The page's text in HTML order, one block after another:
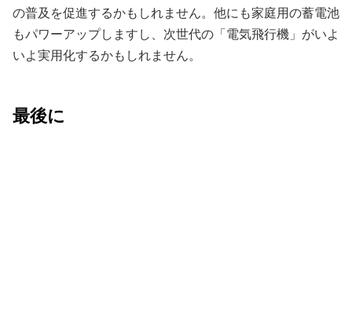
の普及を促進するかもしれません。他にも家庭用の蓄電池
もパワーアップしますし、次世代の「電気飛行機」がいよ
いよ実用化するかもしれません。
最後に